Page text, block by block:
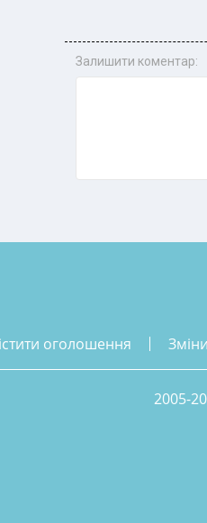
Залишити коментар:
оголошення
2005-